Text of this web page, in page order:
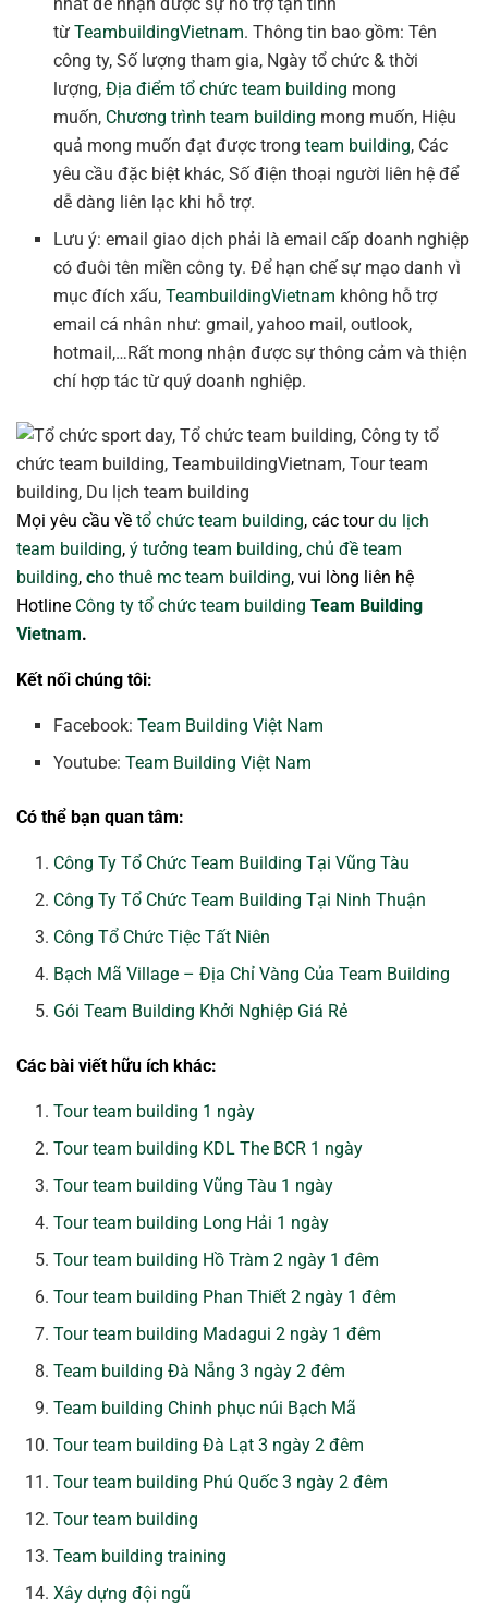
nhất để nhận được sự hỗ trợ tận tình
từTeambuildingVietnam. Thông tin bao gồm: Tên
công ty, Số lượng tham gia, Ngày tổ chức & thời
lượng,Địa điểm tổ chức team building mong
muốn, Chương trình team building mong muốn, Hiệu
quả mong muốn đạt được trongteam building, Các
yêu cầu đặc biệt khác, Số điện thoại người liên hệ để
dễ dàng liên lạc khi hỗ trợ.
Lưu ý: email giao dịch phải là email cấp doanh nghiệp
có đuôi tên miền công ty. Để hạn chế sự mạo danh vì
mục đích xấu,TeambuildingVietnam không hỗ trợ
email cá nhân như: gmail, yahoo mail, outlook,
hotmail,…Rất mong nhận được sự thông cảm và thiện
chí hợp tác từ quý doanh nghiệp.
Mọi yêu cầu về tổ chức team building, các tourdu lịch
team building, ý tưởng team building, chủ đề team
building, cho thuê mc team building, vui lòng liên hệ
Hotline Công ty tổ chức team building Team Building
Vietnam.
Kết nối chúng tôi:
Facebook:Team Building Việt Nam
Youtube:Team Building Việt Nam
Có thể bạn quan tâm:
Công Ty Tổ Chức Team Building Tại Vũng Tàu
Công Ty Tổ Chức Team Building Tại Ninh Thuận
Công Tổ Chức Tiệc Tất Niên
Bạch Mã Village – Địa Chỉ Vàng Của Team Building
Gói Team Building Khởi Nghiệp Giá Rẻ
Các bài viết hữu ích khác:
Tour team building 1 ngày
Tour team building KDL The BCR 1 ngày
Tour team building Vũng Tàu 1 ngày
Tour team building Long Hải 1 ngày
Tour team building Hồ Tràm 2 ngày 1 đêm
Tour team building Phan Thiết 2 ngày 1 đêm
Tour team building Madagui 2 ngày 1 đêm
Team building Đà Nẵng 3 ngày 2 đêm
Team building Chinh phục núi Bạch Mã
Tour team building Đà Lạt 3 ngày 2 đêm
Tour team building Phú Quốc 3 ngày 2 đêm
Tour team building
Team building training
Xây dựng đội ngũ